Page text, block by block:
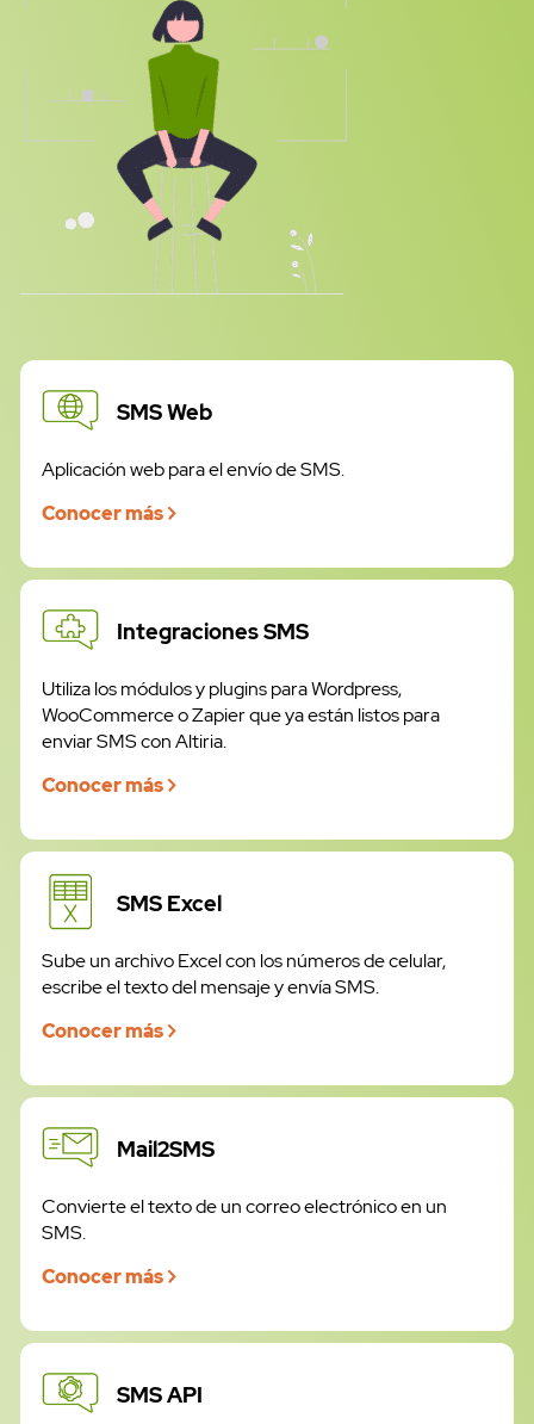
SMS Web
Aplicación web para el envío de SMS.
Conocer más
Integraciones SMS
Utiliza los módulos y plugins para Wordpress,
WooCommerce o Zapier que ya están listos para
enviar SMS con Altiria.
Conocer más
SMS Excel
Sube un archivo Excel con los números de celular,
escribe el texto del mensaje y envía SMS.
Conocer más
Mail2SMS
Convierte el texto de un correo electrónico en un
SMS.
Conocer más
SMS API